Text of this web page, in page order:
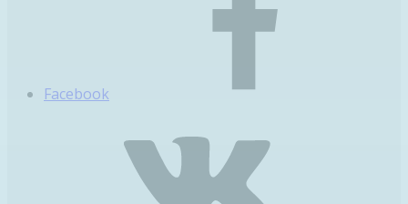
Facebook